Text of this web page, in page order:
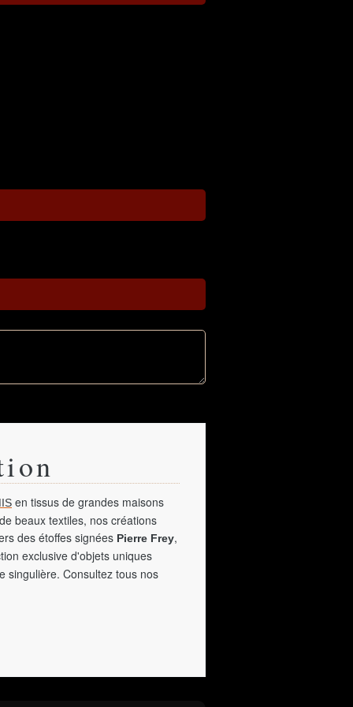
en tissus de grandes maisons
beaux textiles, nos créations
des étoffes signées Pierre Frey,
exclusive d'objets uniques
singulière. Consultez tous nos